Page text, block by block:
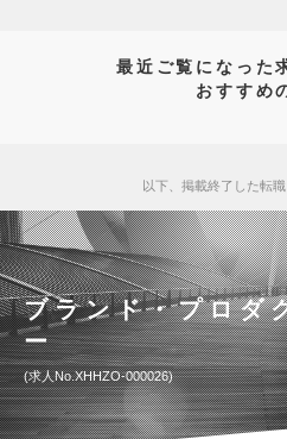
最近ご覧になった
おすすめ
以下、掲載終了した転職
ブランド・プロダ
ー
求人No.XHHZO-000026